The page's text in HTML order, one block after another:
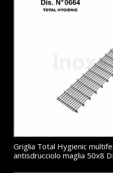
Griglia Total Hygienic
antisdrucciolo maglia 50x8